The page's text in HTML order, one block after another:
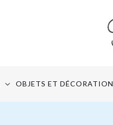
OBJETS ET DÉCORATION